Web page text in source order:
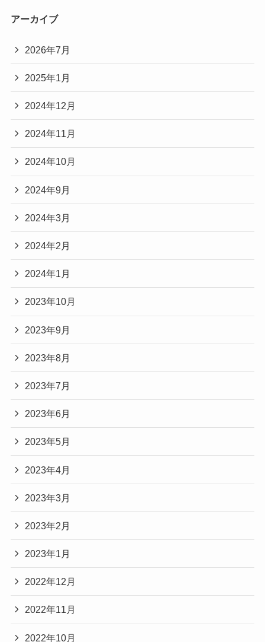
アーカイブ
2026年7月
2025年1月
2024年12月
2024年11月
2024年10月
2024年9月
2024年3月
2024年2月
2024年1月
2023年10月
2023年9月
2023年8月
2023年7月
2023年6月
2023年5月
2023年4月
2023年3月
2023年2月
2023年1月
2022年12月
2022年11月
2022年10月